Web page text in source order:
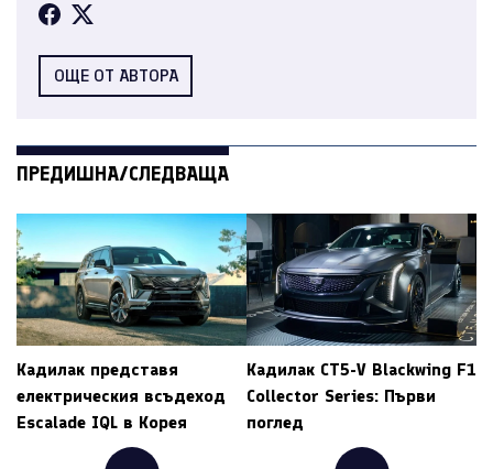
ОЩЕ ОТ АВТОРА
ПРЕДИШНА/СЛЕДВАЩА
Кадилак представя
електрическия всъдеход
Escalade IQL в Корея
Кадилак CT5-V Blackwing F1
Collector Series: Първи
поглед